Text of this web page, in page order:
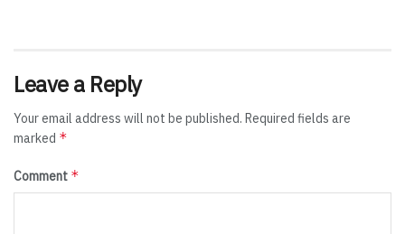
Leave a Reply
Your email address will not be published. Required fields are
marked *
Comment *